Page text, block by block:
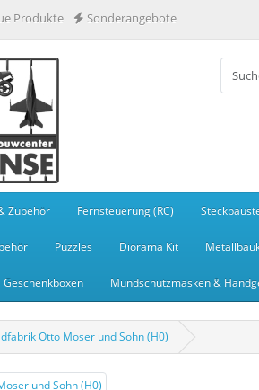
Produkte Sonderangebote
Zubehör Fernsteuerung (RC)
Puzzles Diorama Kit
Geschenkboxen Mundschutzmasken &
Otto Moser und Sohn (H0)